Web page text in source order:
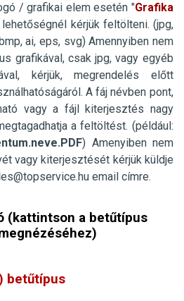
/ grafikai elem esetén "Grafika
lehetőségnél kérjük feltölteni. (jpg,
ai, eps, svg) Amennyiben nem
grafikával, csak jpg, vagy egyéb
kérjük, megrendelés előtt
A fáj névben pont,
vagy a fájl kiterjesztés nagy
a feltöltést. (például:
) Amenyiben nem
vagy kiterjesztését kérjük küldje
email címre.
(kattintson a betűtípus
betűtípus